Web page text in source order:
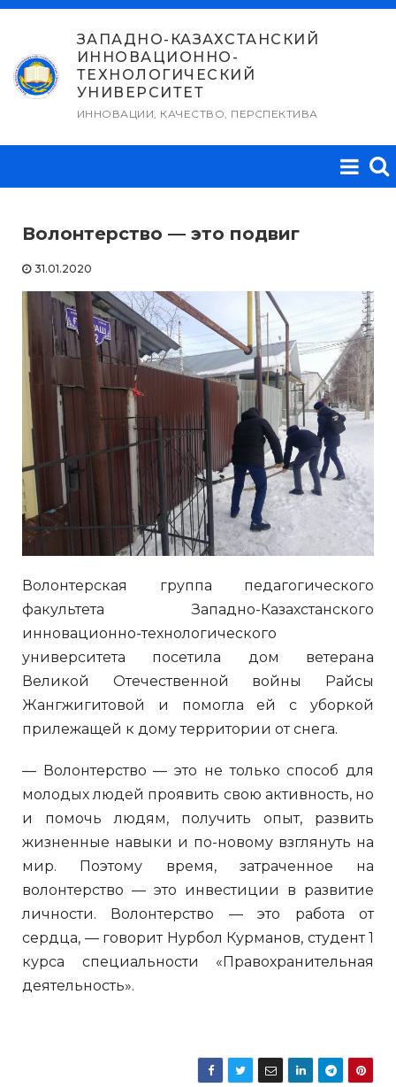
Перейти
содержимому
ЗАПАДНО-КАЗАХСТАНСКИЙ
ИННОВАЦИОННО-
ТЕХНОЛОГИЧЕСКИЙ
УНИВЕРСИТЕТ
ИННОВАЦИИ, КАЧЕСТВО, ПЕРСПЕКТИВА
Волонтерство — это подвиг
31.01.2020
Волонтерская группа педагогического
факультета Западно-Казахстанского
инновационно-технологического
университета посетила дом ветерана
Великой Отечественной войны Райсы
Жангжигитовой и помогла ей с уборкой
прилежащей к дому территории от снега.
— Волонтерство — это не только способ для
молодых людей проявить свою активность, но
и помочь людям, получить опыт, развить
жизненные навыки и по-новому взглянуть на
мир. Поэтому время, затраченное на
волонтерство — это инвестиции в развитие
личности. Волонтерство — это работа от
сердца, — говорит Нурбол Курманов, студент 1
курса специальности «Правохранительная
деятельность».